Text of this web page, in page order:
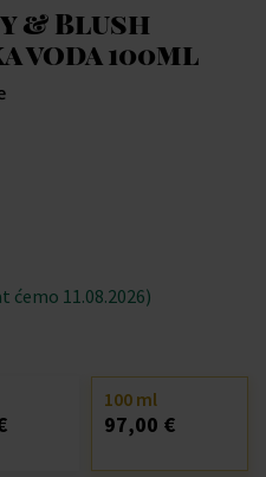
& Blush
voda 100ml
ćemo 11.08.2026)
100 ml
97,00 €